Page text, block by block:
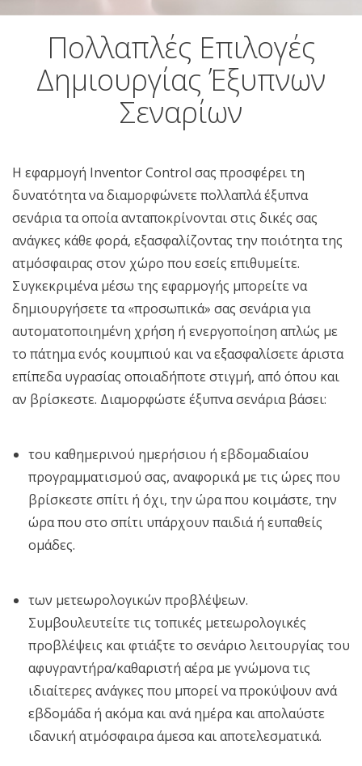
Πολλαπλές Επιλογές
Δημιουργίας Έξυπνων
Σεναρίων
Η εφαρμογή Inventor Control σας προσφέρει τη
δυνατότητα να διαμορφώνετε πολλαπλά έξυπνα
σενάρια τα οποία ανταποκρίνονται στις δικές σας
ανάγκες κάθε φορά, εξασφαλίζοντας την ποιότητα της
ατμόσφαιρας στον χώρο που εσείς επιθυμείτε.
Συγκεκριμένα μέσω της εφαρμογής μπορείτε να
δημιουργήσετε τα «προσωπικά» σας σενάρια για
αυτοματοποιημένη χρήση ή ενεργοποίηση απλώς με
το πάτημα ενός κουμπιού και να εξασφαλίσετε άριστα
επίπεδα υγρασίας οποιαδήποτε στιγμή, από όπου και
αν βρίσκεστε. Διαμορφώστε έξυπνα σενάρια βάσει:
του καθημερινού ημερήσιου ή εβδομαδιαίου
προγραμματισμού σας, αναφορικά με τις ώρες που
βρίσκεστε σπίτι ή όχι, την ώρα που κοιμάστε, την
ώρα που στο σπίτι υπάρχουν παιδιά ή ευπαθείς
ομάδες.
των μετεωρολογικών προβλέψεων.
Συμβουλευτείτε τις τοπικές μετεωρολογικές
προβλέψεις και φτιάξτε το σενάριο λειτουργίας του
αφυγραντήρα/καθαριστή αέρα με γνώμονα τις
ιδιαίτερες ανάγκες που μπορεί να προκύψουν ανά
εβδομάδα ή ακόμα και ανά ημέρα και απολαύστε
ιδανική ατμόσφαιρα άμεσα και αποτελεσματικά.